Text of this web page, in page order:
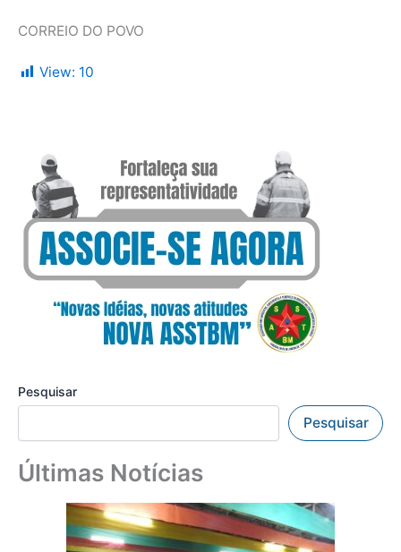
CORREIO DO POVO
View: 10
Pesquisar
Pesquisar
Últimas Notícias